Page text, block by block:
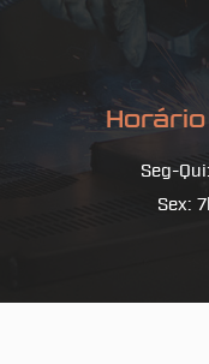
Seg-
Sex: